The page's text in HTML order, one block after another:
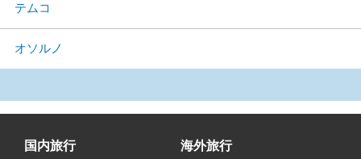
テムコ
オソルノ
国内旅行 海外旅行